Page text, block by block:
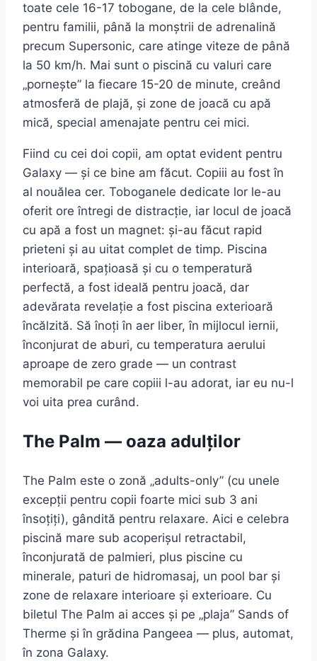
toate cele 16-17 tobogane, de la cele blânde,
pentru familii, până la monștrii de adrenalină
precum Supersonic, care atinge viteze de până
la 50 km/h. Mai sunt o piscină cu valuri care
„pornește” la fiecare 15-20 de minute, creând
atmosferă de plajă, și zone de joacă cu apă
mică, special amenajate pentru cei mici.
Fiind cu cei doi copii, am optat evident pentru
Galaxy — și ce bine am făcut. Copiii au fost în
al nouălea cer. Toboganele dedicate lor le-au
oferit ore întregi de distracție, iar locul de joacă
cu apă a fost un magnet: și-au făcut rapid
prieteni și au uitat complet de timp. Piscina
interioară, spațioasă și cu o temperatură
perfectă, a fost ideală pentru joacă, dar
adevărata revelație a fost piscina exterioară
încălzită. Să înoți în aer liber, în mijlocul iernii,
înconjurat de aburi, cu temperatura aerului
aproape de zero grade — un contrast
memorabil pe care copiii l-au adorat, iar eu nu-l
voi uita prea curând.
The Palm — oaza adulților
The Palm este o zonă „adults-only” (cu unele
excepții pentru copii foarte mici sub 3 ani
însoțiți), gândită pentru relaxare. Aici e celebra
piscină mare sub acoperișul retractabil,
înconjurată de palmieri, plus piscine cu
minerale, paturi de hidromasaj, un pool bar și
zone de relaxare interioare și exterioare. Cu
biletul The Palm ai acces și pe „plaja” Sands of
Therme și în grădina Pangeea — plus, automat,
în zona Galaxy.